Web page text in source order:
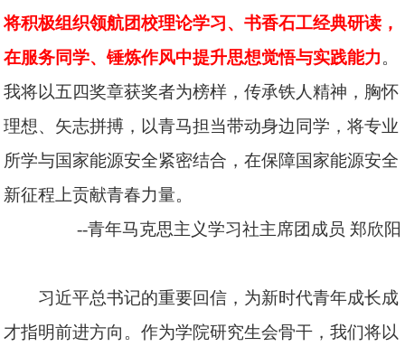
将积极组织领航团校理论学习、书香石工经典研读，
在服务同学、锤炼作风中提升思想觉悟与实践能力。
我将以五四奖章获奖者为榜样，传承铁人精神，胸怀
理想、矢志拼搏，以青马担当带动身边同学，将专业
所学与国家能源安全紧密结合，在保障国家能源安全
新征程上贡献青春力量。
--青年马克思主义学习社主席团成员 郑欣阳
习近平总书记的重要回信，为新时代青年成长成
才指明前进方向。作为学院研究生会骨干，我们将以